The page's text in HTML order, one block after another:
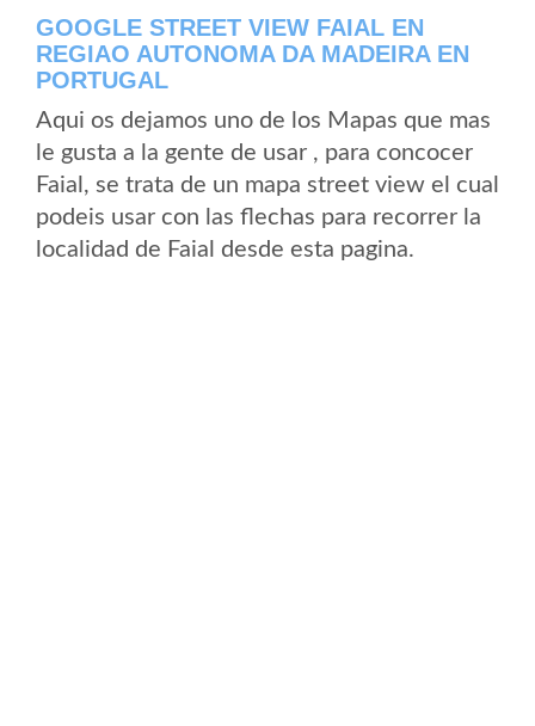
GOOGLE STREET VIEW FAIAL EN
REGIAO AUTONOMA DA MADEIRA EN
PORTUGAL
Aqui os dejamos uno de los Mapas que mas
le gusta a la gente de usar , para concocer
Faial, se trata de un mapa street view el cual
podeis usar con las flechas para recorrer la
localidad de Faial desde esta pagina.